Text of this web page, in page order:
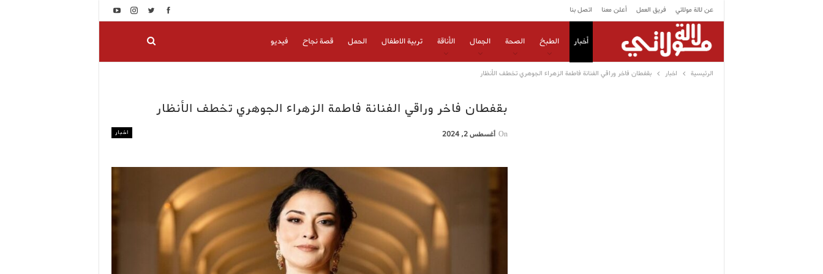
عن لالة مولاتي فريق العمل أعلن معنا اتصل بنا
أخبار الطبخ الصحة الجمال الأناقة تربية الاطفال الحمل قصة نجاح فيديو
الرئيسية اخبار بقفطان فاخر وراقي الفنانة فاطمة الزهراء الجوهري تخطف الأنظار
بقفطان فاخر وراقي الفنانة فاطمة الزهراء الجوهري تخطف الأنظار
اخبار On أغسطس 2, 2024